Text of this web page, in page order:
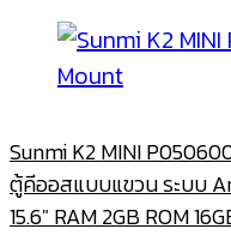
Sunmi K2 MINI
ตู้คีออสแบบแขวน ระบบ
15.6″ RAM 2GB ROM